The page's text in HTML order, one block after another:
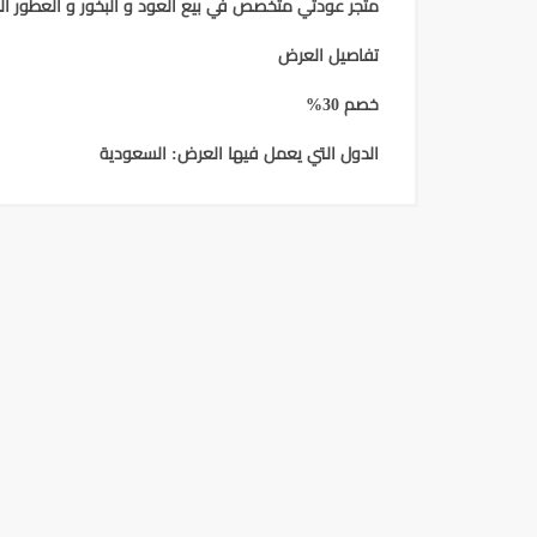
تفاصيل العرض
خصم 30%
الدول التي يعمل فيها العرض: السعودية